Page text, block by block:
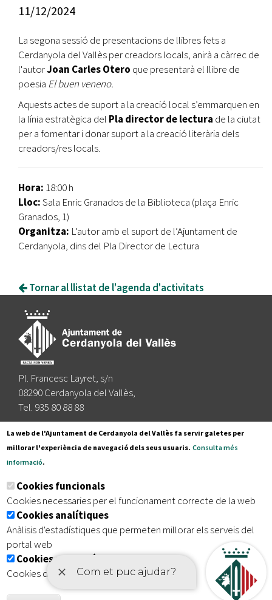
11/12/2024
La segona sessió de presentacions de llibres fets a
Cerdanyola del Vallès per creadors locals, anirà a càrrec de
l'autorJoan Carles Otero que presentarà el llibre de
poesia El buen veneno.
Aquests actes de suport a la creació local s’emmarquen en
la línia estratègica del Pla director de lectura de la ciutat
per a fomentar i donar suport a la creació literària dels
creadors/res locals.
Hora: 18:00 h
Lloc:Sala Enric Granados de la Biblioteca (plaça Enric
Granados, 1)
Organitza: L’autor amb el suport de l’Ajuntament de
Cerdanyola, dins del Pla Director de Lectura
Tornar al llistat de l'agenda d'activitats
Pl. Francesc Layret, s/n
08290 Cerdanyola del Vallès,
Tel. 935 80 88 88
Segueix-nos a:
Subscriu-te al nostre butlletí
Inici | Avís legal | Protecció de dades
| Accessibilitat
La web de l'Ajuntament de Cerdanyola del Vallès fa servir galetes per
millorar l'experiència de navegació dels seus usuaris. Consulta més
informació.
Cookies funcionals
Cookies necessaries per el funcionament correcte de la web
Cookies analítiques
Anàlisis d'estadístiques que permeten millorar els serveis del
portal web
Cookies publicitàries
Cookies de tercers amb finalitat publicitària